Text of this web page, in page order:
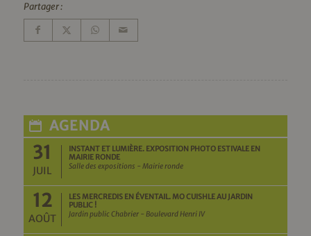
Partager :
AGENDA
31
JUIL
INSTANT ET LUMIÈRE. EXPOSITION PHOTO ESTIVALE EN
MAIRIE RONDE
Salle des expositions - Mairie ronde
12
AOÛT
LES MERCREDIS EN ÉVENTAIL. MO CUISHLE AU JARDIN
PUBLIC !
Jardin public Chabrier - Boulevard Henri IV